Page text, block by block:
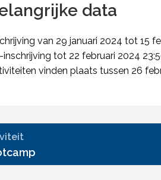
data
van 29 januari 2024 tot 15
inschrijving tot 22 februari 2024
vinden plaats tussen 26